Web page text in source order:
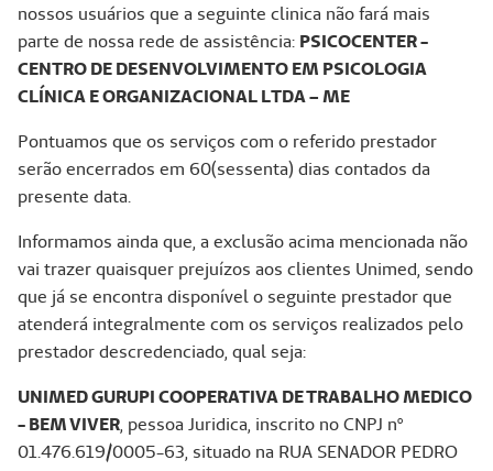
nossos usuários que a seguinte clinica não fará mais
parte de nossa rede de assistência: PSICOCENTER -
CENTRO DE DESENVOLVIMENTO EM PSICOLOGIA
CLÍNICA EORGANIZACIONAL LTDA – ME
Pontuamos que os serviços com o referido prestador
serão encerrados em 60(sessenta) dias contados da
presente data.
Informamos ainda que, a exclusão acima mencionada não
vai trazer quaisquer prejuízos aos clientes Unimed, sendo
que já se encontra disponível o seguinte prestador que
atenderá integralmente com os serviços realizados pelo
prestador descredenciado, qual seja:
UNIMED GURUPI COOPERATIVA DE TRABALHO MEDICO
- BEM VIVER, pessoa Juridica, inscrito no CNPJ nº
01.476.619/0005-63, situado na RUA SENADOR PEDRO